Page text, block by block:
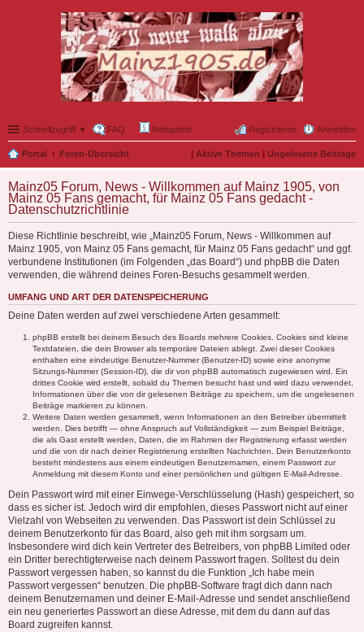
Schnellzugriff ▼ FAQ Netiquette Anmelden
Registrieren
Portal Foren-Übersicht | Aktive Themen | Ungelesene Beiträge
Mainz05 Forum, News - Willkommen auf Mainz 1905, von
Mainz 05 Fans gemacht, für Mainz 05 Fans gedacht -
Datenschutzrichtlinie
Diese Richtlinie beschreibt, wie „Mainz05 Forum, News - Willkommen auf
Mainz 1905, von Mainz 05 Fans gemacht, für Mainz 05 Fans gedacht“ und ggf.
verbundene Institutionen (im Folgenden „das Board“) und phpBB die Daten
verwenden, die während deines Foren-Besuchs gesammelt werden.
UMFANG UND ART DER DATENSPEICHERUNG
Deine Daten werden auf zwei verschiedene Arten gesammelt:
phpBB erstellt bei deinem Besuch des Boards mehrere Cookies. Cookies sind kleine
Textdateien, die dein Browser als temporäre Dateien ablegt. Zwei dieser Cookies
enthalten eine eindeutige Benutzer-Nummer (Benutzer-ID) sowie eine anonyme
Sitzungs-Nummer (Session-ID), die dir von phpBB automatisch zugewiesen wird. Ein
drittes Cookie wird erstellt, sobald du Themen besucht hast und wird dazu verwendet,
Informationen über die von dir gelesenen Beiträge zu speichern, um die ungelesenen
Beiträge markieren zu können.
Weitere Daten werden gesammelt, wenn Informationen an den Betreiber übermittelt
werden. Dies betrifft — ohne Anspruch auf Vollständigkeit — zum Beispiel Beiträge,
die als Gast erstellt werden, Daten, die im Rahmen der Registrierung erfasst werden
und die von dir nach deiner Registrierung erstellten Nachrichten. Dein Benutzerkonto
besteht mindestens aus einem eindeutigen Benutzernamen, einem Passwort zur
Anmeldung mit diesem Konto und einer persönlichen und gültigen E-Mail-Adresse.
Dein Passwort wird mit einer Einwege-Verschlüsselung (Hash) gespeichert, so
dass es sicher ist. Jedoch wird dir empfohlen, dieses Passwort nicht auf einer
Vielzahl von Webseiten zu verwenden. Das Passwort ist dein Schlüssel zu
deinem Benutzerkonto für das Board, also geh mit ihm sorgsam um.
Insbesondere wird dich kein Vertreter des Betreibers, von phpBB Limited oder
ein Dritter berechtigterweise nach deinem Passwort fragen. Solltest du dein
Passwort vergessen haben, so kannst du die Funktion „Ich habe mein
Passwort vergessen“ benutzen. Die phpBB-Software fragt dich dann nach
deinem Benutzernamen und deiner E-Mail-Adresse und sendet anschließend
ein neu generiertes Passwort an diese Adresse, mit dem du dann auf das
Board zugreifen kannst.